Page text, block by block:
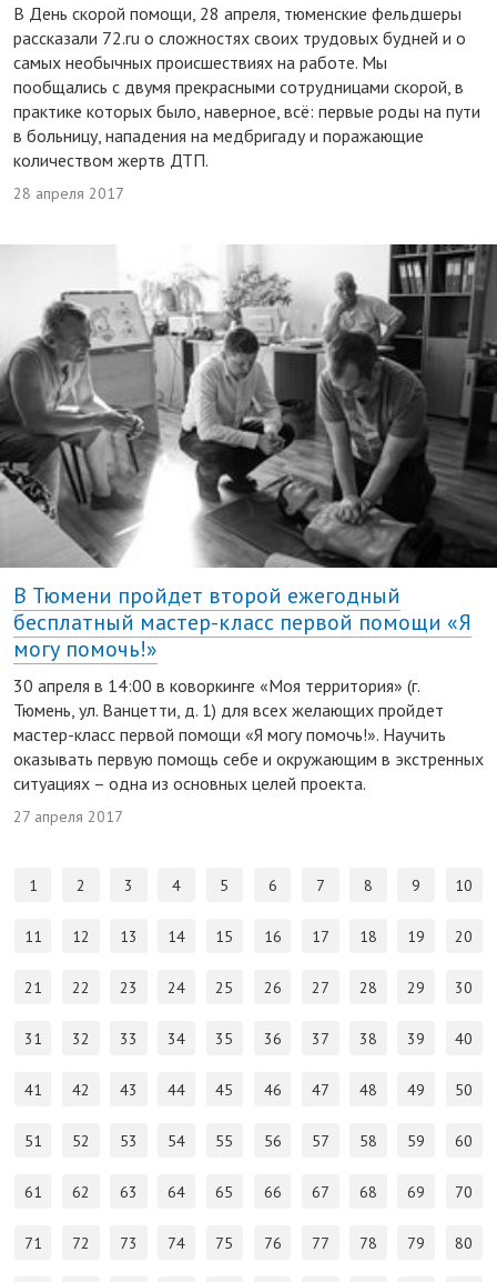
В День скорой помощи, 28 апреля, тюменские фельдшеры
рассказали 72.ru о сложностях своих трудовых будней и о
самых необычных происшествиях на работе. Мы
пообщались с двумя прекрасными сотрудницами скорой, в
практике которых было, наверное, всё: первые роды на пути
в больницу, нападения на медбригаду и поражающие
количеством жертв ДТП.
28 апреля 2017
В Тюмени пройдет второй ежегодный
бесплатный мастер-класс первой помощи «Я
могу помочь!»
30 апреля в 14:00 в коворкинге «Моя территория» (г.
Тюмень, ул. Ванцетти, д. 1) для всех желающих пройдет
мастер-класс первой помощи «Я могу помочь!». Научить
оказывать первую помощь себе и окружающим в экстренных
ситуациях – одна из основных целей проекта.
27 апреля 2017
1 2 3 4 5 6 7 8 9 10
11 12 13 14 15 16 17 18 19 20
21 22 23 24 25 26 27 28 29 30
31 32 33 34 35 36 37 38 39 40
41 42 43 44 45 46 47 48 49 50
51 52 53 54 55 56 57 58 59 60
61 62 63 64 65 66 67 68 69 70
71 72 73 74 75 76 77 78 79 80